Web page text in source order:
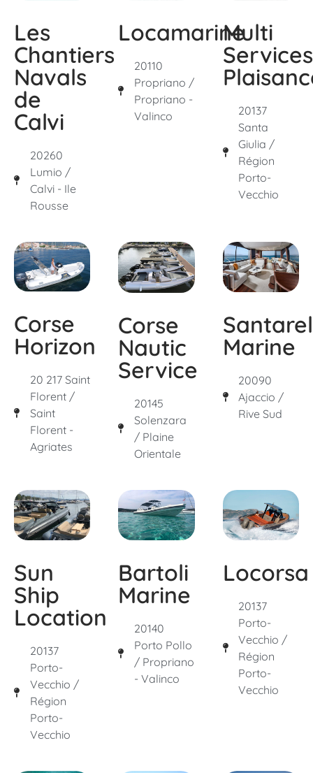
Les
Chantiers
Navals
de
Calvi
20260
Lumio /
Calvi - Ile
Rousse
Locamarine
20110
Propriano /
Propriano -
Valinco
Multi
Services
20137
Santa
Giulia /
Région
Porto-
Vecchio
Corse
Horizon
20 217 Saint
Florent /
Saint
Florent -
Agriates
Corse
Nautic
Service
20145
Solenzara
/ Plaine
Orientale
Marine
20090
Ajaccio /
Rive Sud
Sun
Ship
Location
20137
Porto-
Vecchio /
Région
Porto-
Vecchio
Bartoli
Marine
20140
Porto Pollo
/ Propriano
- Valinco
Locorsa
20137
Porto-
Vecchio /
Région
Porto-
Vecchio